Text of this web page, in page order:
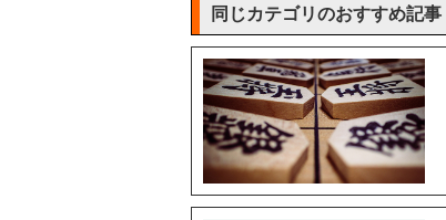
同じカテゴリのおすすめ記事